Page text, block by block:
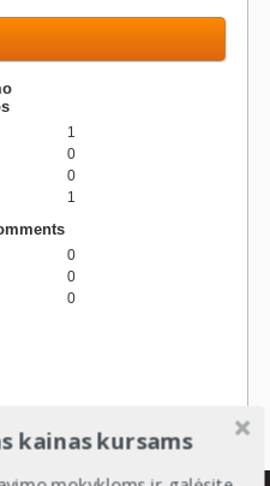
1
0
0
1
0
0
0
kainas kursams